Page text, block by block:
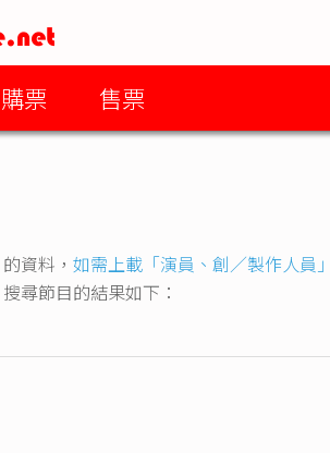
購票 售票
資料， 如需上載「演員、創／製作人員
尋節目的結果如下：